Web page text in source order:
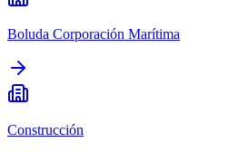
Boluda Corporación Marítima
Construcción